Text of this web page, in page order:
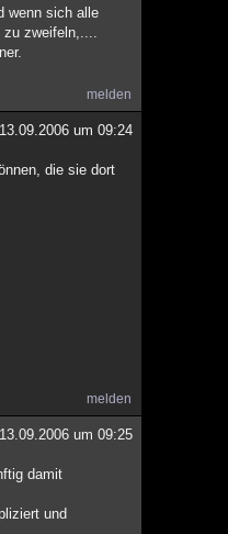
wenn sich alle
zu zweifeln,....
melden
13.09.2006 um 09:24
die sie dort
melden
13.09.2006 um 09:25
damit
und